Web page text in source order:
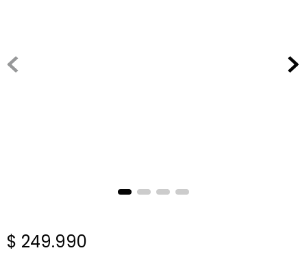
$ 249.990